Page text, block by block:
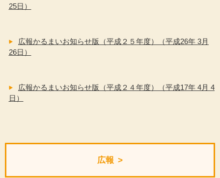
25日）
広報かるまいお知らせ版（平成２５年度）（平成26年 3月
26日）
広報かるまいお知らせ版（平成２４年度）（平成17年 4月 4
日）
広報